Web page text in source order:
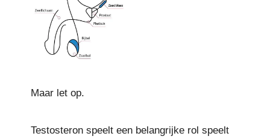
Maar let op.
Testosteron speelt een belangrijke rol speelt